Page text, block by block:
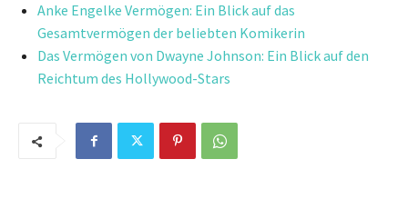
Anke Engelke Vermögen: Ein Blick auf das
Gesamtvermögen der beliebten Komikerin
Das Vermögen von Dwayne Johnson: Ein Blick auf den
Reichtum des Hollywood-Stars